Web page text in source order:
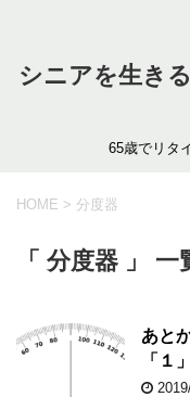
シニアを生き
65歳でリタ
HOME > 分度器
「 分度器 」 一
あと
「１